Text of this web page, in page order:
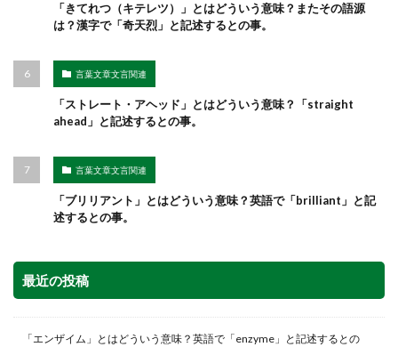
「きてれつ（キテレツ）」とはどういう意味？またその語源
は？漢字で「奇天烈」と記述するとの事。
言葉文章文言関連
「ストレート・アヘッド」とはどういう意味？「straight
ahead」と記述するとの事。
言葉文章文言関連
「ブリリアント」とはどういう意味？英語で「brilliant」と記
述するとの事。
最近の投稿
「エンザイム」とはどういう意味？英語で「enzyme」と記述するとの